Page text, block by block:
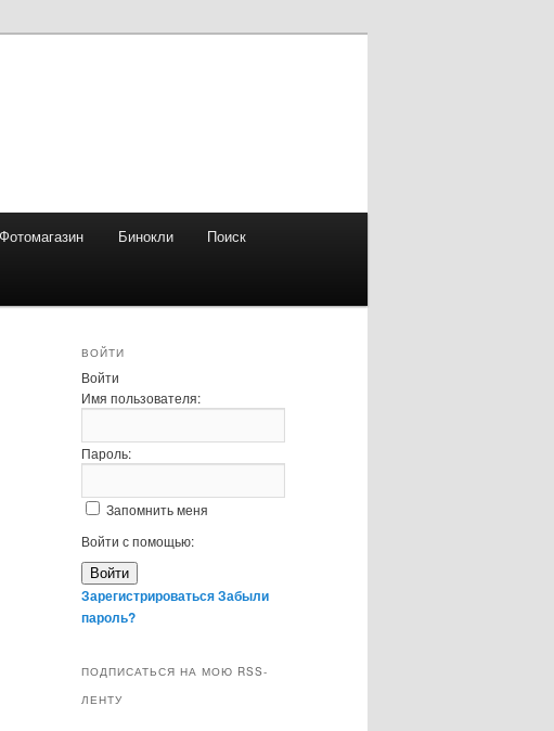
Фотомагазин Бинокли Поиск
ВОЙТИ
Войти
Имя пользователя:
Пароль:
Запомнить меня
Войти с помощью:
Войти
ЗарегистрироватьсяЗабыли
пароль?
ПОДПИСАТЬСЯ НА МОЮ RSS-
ЛЕНТУ